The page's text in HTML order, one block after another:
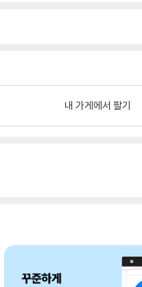
내 가게에서 팔기